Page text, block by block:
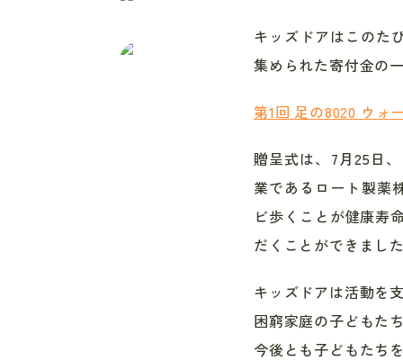
キッズドアはこのた
集められた寄付金の
第1回 足の8020 ウォ
贈呈式は、7月25日
業であるロート製薬
ビ歩くことが健康寿
だくことができまし
キッズドアは活動を
困窮家庭の子どもた
今後とも子どもたち